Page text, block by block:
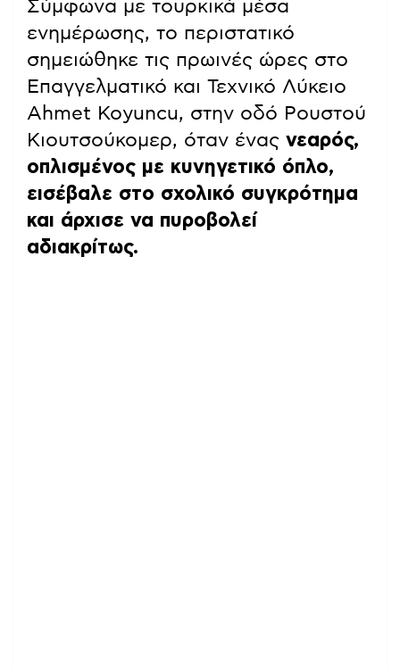
Σύμφωνα με τουρκικά μέσα
ενημέρωσης, το περιστατικό
σημειώθηκε τις πρωινές ώρες στο
Επαγγελματικό και Τεχνικό Λύκειο
Ahmet Koyuncu, στην οδό Ρουστού
Κιουτσούκομερ, όταν ένας νεαρός,
οπλισμένος με κυνηγετικό όπλο,
εισέβαλε στο σχολικό συγκρότημα
και άρχισε να πυροβολεί
αδιακρίτως.